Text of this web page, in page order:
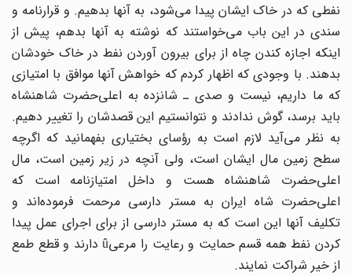
نفطی که در خاک ایشان پیدا میشود، به آنها بدهیم. و قرارنامه و
سندی در این باب میخواستند که نوشته به آنها بدهم، پیش از
اینکه اجازه کندن چاه از برای بیرون آوردن نفط در خاک خودشان
بدهند. با وجودی که اظهار کردم که خواهش آنها موافق با امتیازی
که ما داریم، نیست و صدی ـ شانزده به اعلیحضرت شاهنشاه
باید برسد، گوش ندادند و نتوانستیم این قصدشان را تغییر دهیم.
به نظر میآید لازم است به رؤسای بختیاری بفهمانید که اگرچه
سطح زمین مال ایشان است، ولی آنچه در زیر زمین است، مال
اعلیحضرت شاهنشاه هست و داخل امتیازنامه است که
اعلیحضرت شاه ایران به مستر دارسی مرحمت فرمودهاند و
تکلیف آنها این است که به مستر دارسی از برای اجرای عمل پیدا
کردن نفط همه قسم حمایت و رعایت را مرعیû دارند و قطع طمع
از خیر شراکت نمایند.